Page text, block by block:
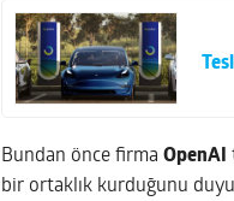
Bundan önce firma OpenAI
bir ortaklık kurduğunu